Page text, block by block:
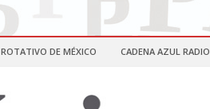
ROTATIVO DE MÉXICO CADENA AZUL RADIO